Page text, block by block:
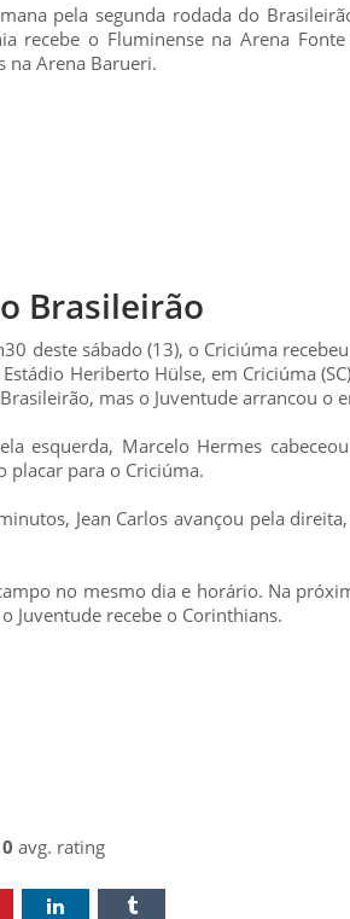
pela segunda rodada do
recebe o Fluminense na Arena
na Arena Barueri.
Brasileirão
deste sábado (13), o Criciúma
Heriberto Hülse, em Criciúma
mas o Juventude arrancou o
esquerda, Marcelo Hermes
placar para o Criciúma.
Jean Carlos avançou pela
no mesmo dia e horário. Na
Juventude recebe o Corinthians.
0 avg. rating